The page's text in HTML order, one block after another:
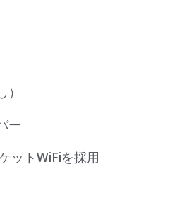
ー
ットWiFiを採用